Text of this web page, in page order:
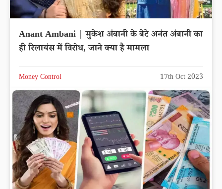
Anant Ambani | मुकेश अंबानी के बेटे अनंत अंबानी का
ही रिलायंस में विरोध, जाने क्या है मामला
Money Control 17th Oct 2023